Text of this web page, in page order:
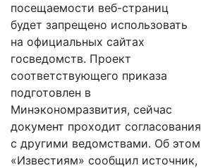
посещаемости веб-страниц
будет запрещено использовать
на официальных сайтах
госведомств. Проект
соответствующего приказа
подготовлен в
Минэкономразвития, сейчас
документ проходит согласования
с другими ведомствами. Об этом
«Известиям» сообщил источник,